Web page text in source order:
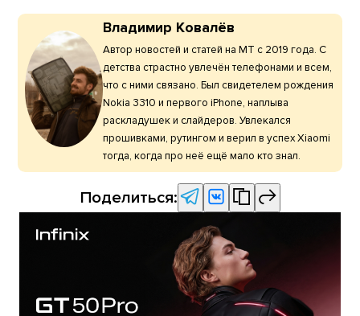
Владимир Ковалёв
Автор новостей и статей на МТ с 2019 года. С
детства страстно увлечён телефонами и всем,
что с ними связано. Был свидетелем рождения
Nokia 3310 и первого iPhone, наплыва
раскладушек и слайдеров. Увлекался
прошивками, рутингом и верил в успех Xiaomi
тогда, когда про неё ещё мало кто знал.
Поделиться: